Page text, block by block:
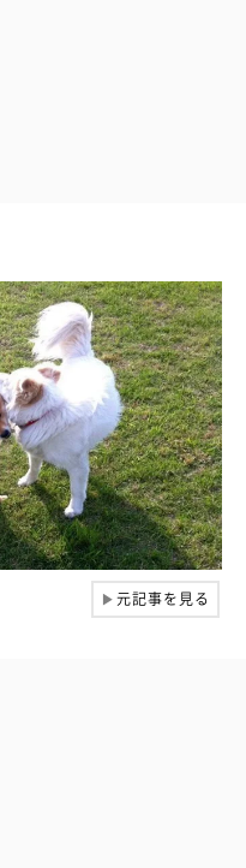
▶元記事を見る